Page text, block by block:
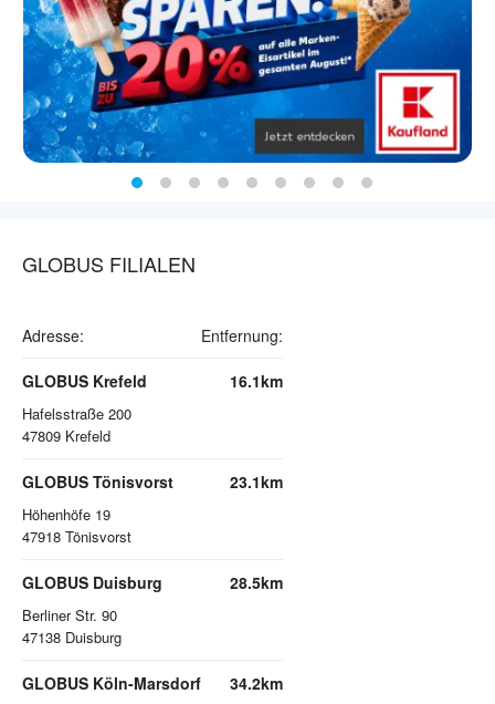
GLOBUS FILIALEN
Adresse: Entfernung:
GLOBUS Krefeld
Hafelsstraße 200
47809 Krefeld
16.1km
GLOBUS Tönisvorst
Höhenhöfe 19
47918 Tönisvorst
23.1km
GLOBUS Duisburg
Berliner Str. 90
47138 Duisburg
28.5km
GLOBUS Köln-Marsdorf 34.2km